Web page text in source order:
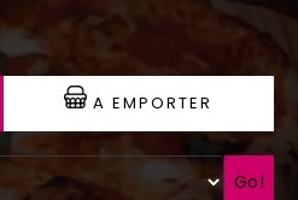
A EMPORTER
Go!